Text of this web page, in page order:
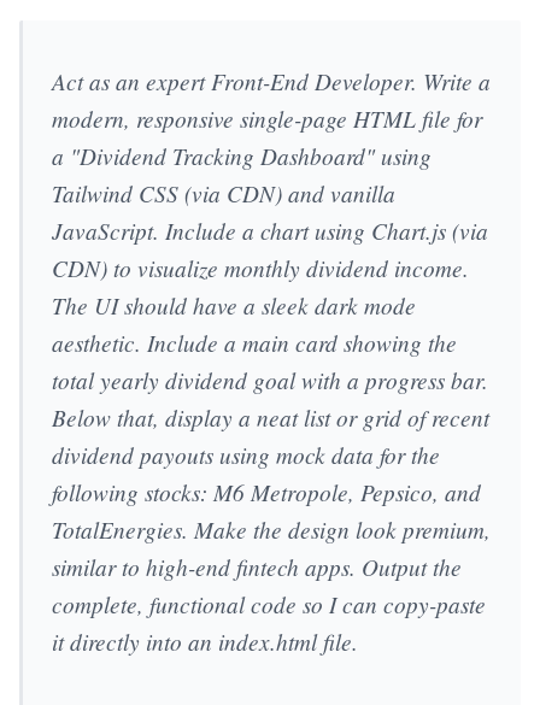
Act as an expert Front-End Developer. Write a
modern, responsive single-page HTML file for
a "Dividend Tracking Dashboard" using
Tailwind CSS (via CDN) and vanilla
JavaScript. Include a chart using Chart.js (via
CDN) to visualize monthly dividend income.
The UI should have a sleek dark mode
aesthetic. Include a main card showing the
total yearly dividend goal with a progress bar.
Below that, display a neat list or grid of recent
dividend payouts using mock data for the
following stocks: M6 Metropole, Pepsico, and
TotalEnergies. Make the design look premium,
similar to high-end fintech apps. Output the
complete, functional code so I can copy-paste
it directly into an index.html file.